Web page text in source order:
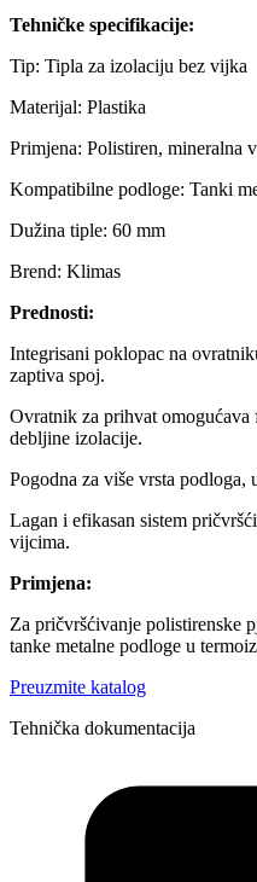
Tehničke specifikacije:
Tip: Tipla za izolaciju bez vijka
Materijal: Plastika
Primjena: Polistiren, mineralna
Kompatibilne podloge: Tanki
Dužina tiple: 60 mm
Brend: Klimas
Prednosti:
Integrisani poklopac na
zaptiva spoj.
Ovratnik za prihvat
debljine izolacije.
Pogodna za više vrsta
Lagan i efikasan sistem
vijcima.
Primjena:
Za pričvršćivanje polistirenske
tanke metalne podloge u
Preuzmite katalog
Tehnička dokumentacija